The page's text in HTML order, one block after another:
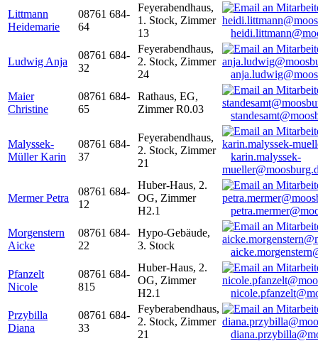
Littmann
Heidemarie
08761 684-
64
Feyerabendhaus,
1. Stock, Zimmer
13
Ludwig Anja
08761 684-
32
Feyerabendhaus,
2. Stock, Zimmer
24
Maier
Christine
08761 684-
65
Rathaus, EG,
Zimmer R0.03
Malyssek-
Müller Karin
08761 684-
37
Feyerabendhaus,
2. Stock, Zimmer
21
karin.malyssek-
Mermer Petra
08761 684-
12
Huber-Haus, 2.
OG, Zimmer
H2.1
Morgenstern
Aicke
08761 684-
22
Hypo-Gebäude,
3. Stock
Pfanzelt
Nicole
08761 684-
815
Huber-Haus, 2.
OG, Zimmer
H2.1
Przybilla
Diana
08761 684-
33
Feyberabendhaus,
2. Stock, Zimmer
21